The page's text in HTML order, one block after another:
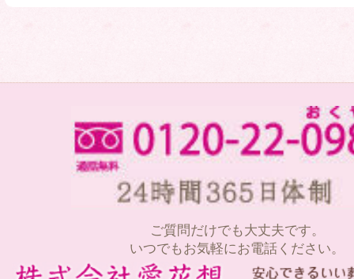
ご質問だけでも大丈夫です。
いつでもお気軽にお電話ください。